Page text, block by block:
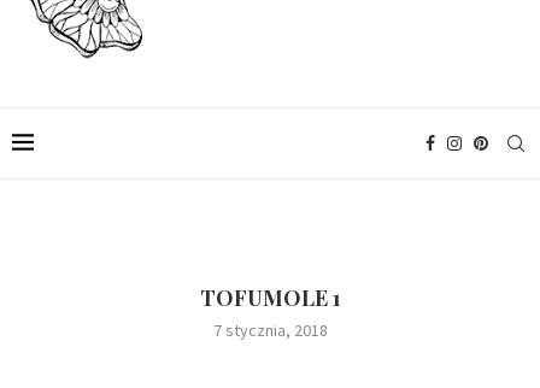
TOFUMOLE 1
7 stycznia, 2018